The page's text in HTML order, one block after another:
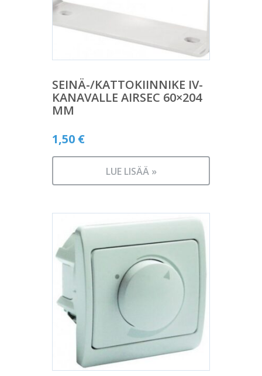
SEINÄ-/KATTOKIINNIKE IV-
KANAVALLE AIRSEC 60×204
MM
1,50 €
LUE LISÄÄ »